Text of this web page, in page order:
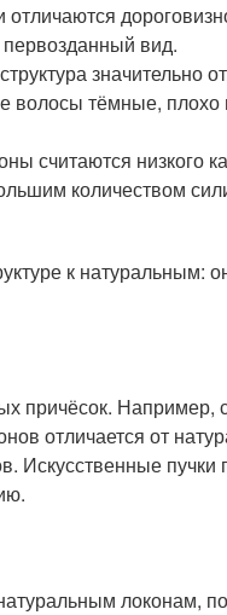
вид.
значительно
волосы тёмные, плохо
считаются низкого
количеством
к натуральным:
причёсок. Например,
отличается от
Искусственные
локонам,